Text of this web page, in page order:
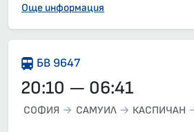
Още информация
БВ 9647
20:10 — 06:41
СОФИЯ САМУИЛ КАСПИЧАН